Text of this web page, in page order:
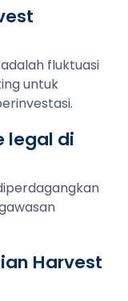
fluktuasi
untuk
legal di
Harvest